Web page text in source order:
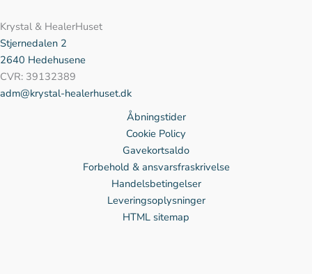
Krystal & HealerHuset
Stjernedalen 2
2640 Hedehusene
CVR: 39132389
adm@krystal-healerhuset.dk
Åbningstider
Cookie Policy
Gavekortsaldo
Forbehold & ansvarsfraskrivelse
Handelsbetingelser
Leveringsoplysninger
HTML sitemap